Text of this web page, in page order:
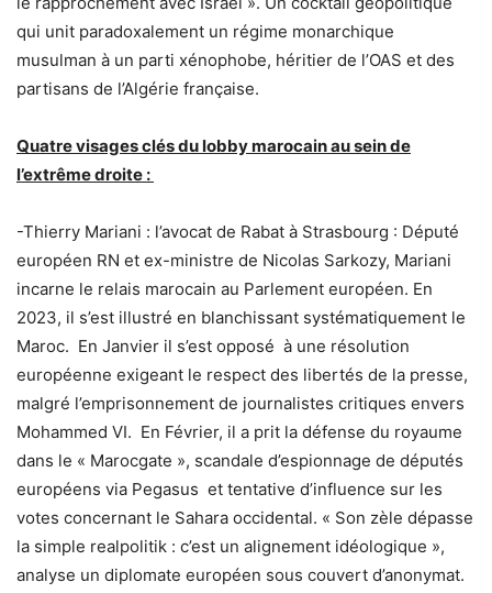
qui unit paradoxalement un régime monarchique
musulman à un parti xénophobe, héritier de l’OAS et des
partisans de l’Algérie française.
Quatre visages clés du lobby marocain au sein de
l’extrême droite :
-Thierry Mariani : l’avocat de Rabat à Strasbourg : Député
européen RN et ex-ministre de Nicolas Sarkozy, Mariani
incarne le relais marocain au Parlement européen. En
2023, il s’est illustré en blanchissant systématiquement le
Maroc. En Janvier il s’est opposé à une résolution
européenne exigeant le respect des libertés de la presse,
malgré l’emprisonnement de journalistes critiques envers
Mohammed VI. En Février, il a prit la défense du royaume
dans le « Marocgate », scandale d’espionnage de députés
européens via Pegasus et tentative d’influence sur les
votes concernant le Sahara occidental. « Son zèle dépasse
la simple realpolitik : c’est un alignement idéologique »,
analyse un diplomate européen sous couvert d’anonymat.